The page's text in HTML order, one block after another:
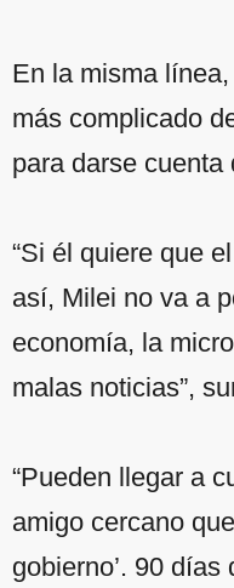
En la misma
más complicado
para darse cuenta
“Si él quiere que
así, Milei no va a
economía, la
malas noticias”,
“Pueden llegar a
amigo cercano
gobierno’. 90